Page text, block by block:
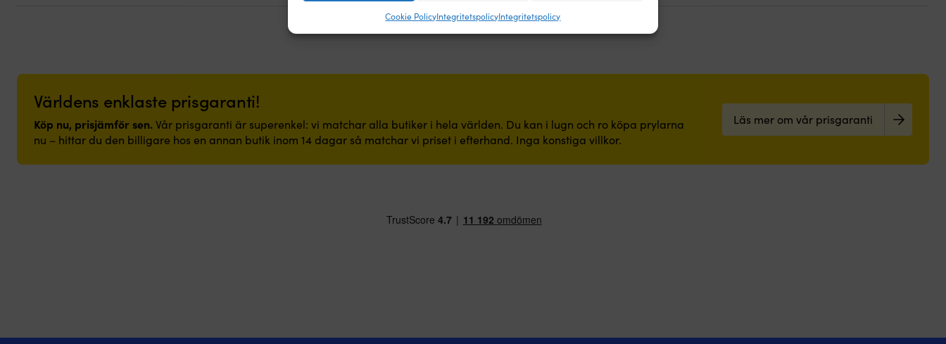
Cookie PolicyIntegritetspolicyIntegritetspolicy
Världens enklaste prisgaranti!
Köp nu, prisjämför sen.Vår prisgaranti är superenkel: vi matchar alla butiker i hela världen. Du kan i lugn och ro köpa prylarna
nu – hittar du den billigare hos en annan butik inom 14 dagar så matchar vi priset i efterhand. Inga konstiga villkor.
Läs mer om vår prisgaranti